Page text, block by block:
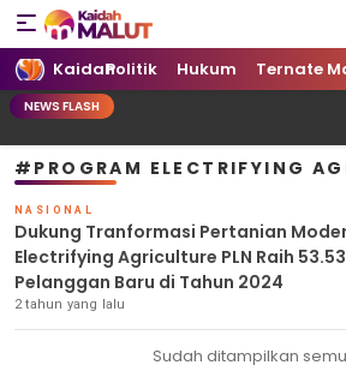
Kaidah Maluku Utara
Kaidah Maluku Utara
KaidahPolitik Hukum Ternate
NEWS FLASH
#PROGRAM ELECTRIFYING
NASIONAL
Dukung Tranformasi Pertanian
Electrifying Agriculture PLN Raih
Pelanggan Baru di Tahun 2024
2 tahun yang lalu
Sudah ditampilkan